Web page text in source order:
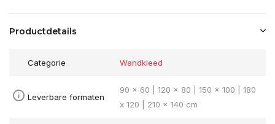
Productdetails
Categorie Wandkleed
Leverbare formaten
90 x 60 | 120 x 80 | 150 x 100 | 180
x 120 | 210 x 140 cm